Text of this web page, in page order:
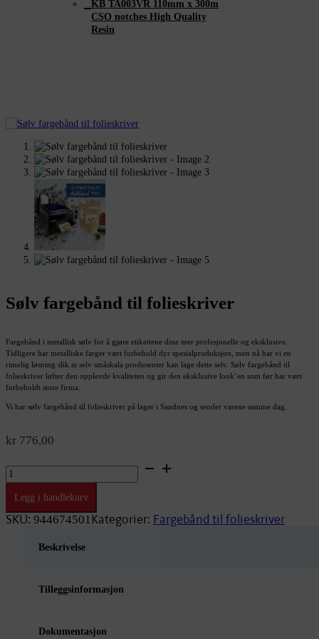
KB TA003VR 110mm x 300m
CSO notches High Quality
Resin
Sølv fargebånd til folieskriver
Fargebånd i metallisk sølv for å gjøre etikettene dine mer profesjonelle og eksklusive.
Tidligere har metalliske farger vært forbehold dyr spesialproduksjon, men nå har vi en
rimelig løsning slik at selv småskala produsenter kan lage dette selv. Sølv fargebånd til
folieskriver løfter den opplevde kvaliteten og gir den eksklusive look’en som før har vært
forbeholdt store firma.
Vi har sølv fargebånd til folieskriver på lager i Sandnes og sender varene samme dag.
kr 776,00
Sølv
fargebånd
folieskriver
antall
Legg i handlekurv
SKU: 944674501 Kategorier: Fargebånd til folieskriver
Beskrivelse
Tilleggsinformasjon
Dokumentasjon